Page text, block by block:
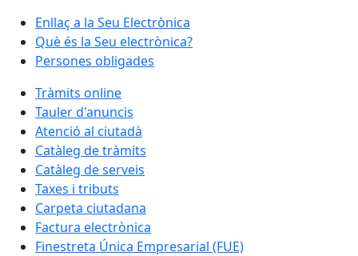
Enllaç a la Seu Electrònica
Què és la Seu electrònica?
Persones obligades
Tràmits online
Tauler d'anuncis
Atenció al ciutadà
Catàleg de tràmits
Catàleg de serveis
Taxes i tributs
Carpeta ciutadana
Factura electrònica
Finestreta Única Empresarial (FUE)